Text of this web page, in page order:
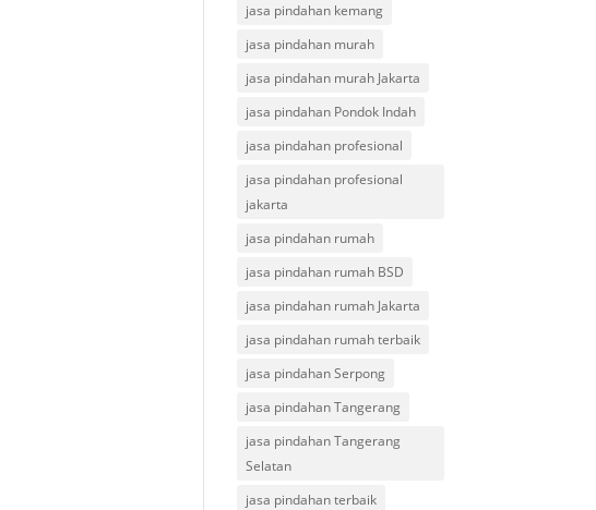
jasa pindahan kemang
jasa pindahan murah
jasa pindahan murah Jakarta
jasa pindahan Pondok Indah
jasa pindahan profesional
jasa pindahan profesional
jakarta
jasa pindahan rumah
jasa pindahan rumah BSD
jasa pindahan rumah Jakarta
jasa pindahan rumah terbaik
jasa pindahan Serpong
jasa pindahan Tangerang
jasa pindahan Tangerang
Selatan
jasa pindahan terbaik